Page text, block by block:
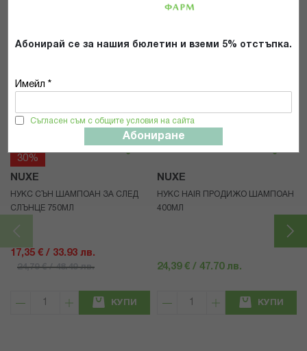
Абонирай се за нашия бюлетин и вземи 5% отстъпка.
Имейл *
Съгласен съм с общите условия на сайта
Абониране
ИЗПРАТИ
30%
NUXE
НУКС СЪН ШАМПОАН ЗА СЛЕД
СЛЪНЦЕ 750МЛ
17,35 € / 33.93 лв.
24,79 € / 48.49 лв.
КУПИ
NUXE
НУКС HAIR ПРОДИЖО ШАМПОАН
400МЛ
24,39 € / 47.70 лв.
КУПИ